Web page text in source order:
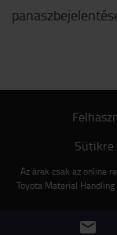
Sütikre
Az árak csak az online
Toyota Material